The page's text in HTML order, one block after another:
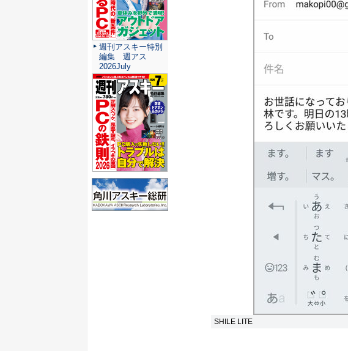
SHILE LITE
週刊アスキー特別
編集 週アス
2026July